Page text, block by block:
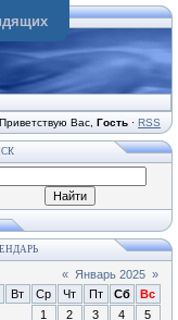
Приветствую Вас Гость · RSS
« Январь 2025 »
Вт Ср Чт Пт Сб
Вс
1
2 3 4
5